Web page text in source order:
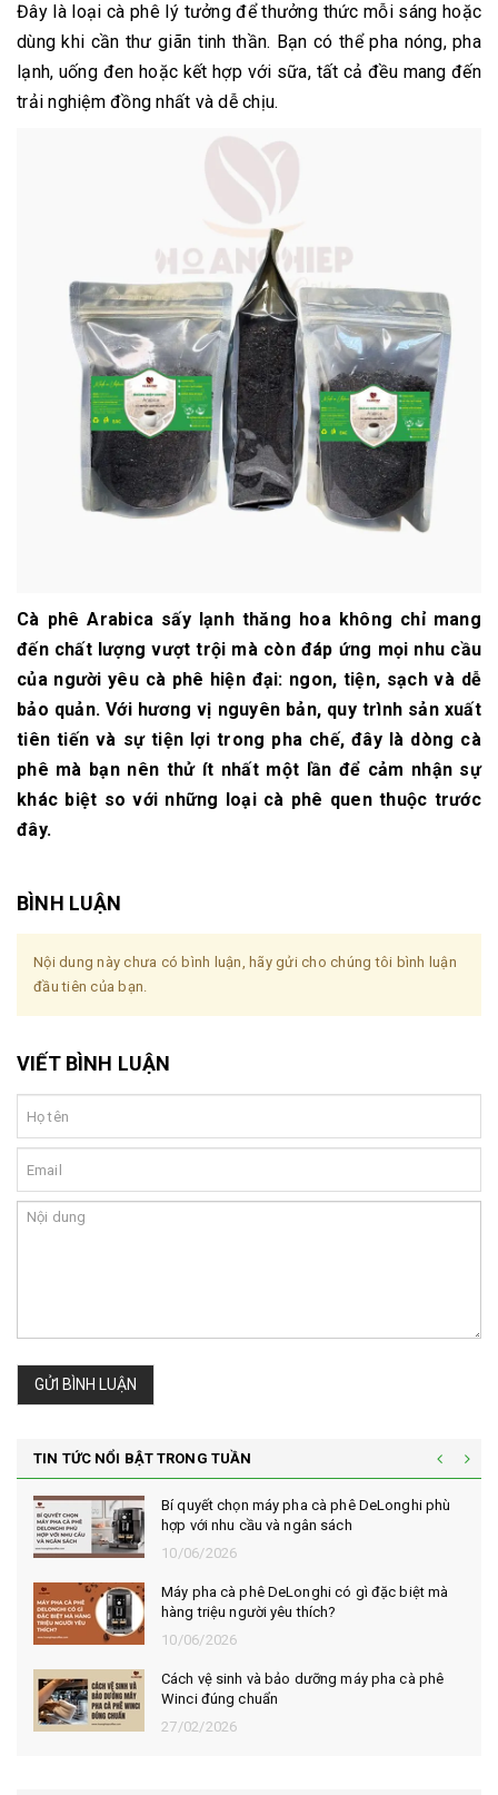
Đây là loại cà phê lý tưởng để thưởng thức mỗi sáng hoặc
dùng khi cần thư giãn tinh thần. Bạn có thể pha nóng, pha
lạnh, uống đen hoặc kết hợp với sữa, tất cả đều mang đến
trải nghiệm đồng nhất và dễ chịu.
Cà phê Arabica sấy lạnh thăng hoa không chỉ mang
đến chất lượng vượt trội mà còn đáp ứng mọi nhu cầu
của người yêu cà phê hiện đại: ngon, tiện, sạch và dễ
bảo quản. Với hương vị nguyên bản, quy trình sản xuất
tiên tiến và sự tiện lợi trong pha chế, đây là dòng cà
phê mà bạn nên thử ít nhất một lần để cảm nhận sự
khác biệt so với những loại cà phê quen thuộc trước
đây.
BÌNH LUẬN
Nội dung này chưa có bình luận, hãy gửi cho chúng tôi bình luận
đầu tiên của bạn.
VIẾT BÌNH LUẬN
GỬI BÌNH LUẬN
TIN TỨC NỔI BẬT TRONG TUẦN
Bí quyết chọn máy pha cà phê DeLonghi phù
hợp với nhu cầu và ngân sách
10/06/2026
Máy pha cà phê DeLonghi có gì đặc biệt mà
hàng triệu người yêu thích?
10/06/2026
Cách vệ sinh và bảo dưỡng máy pha cà phê
Winci đúng chuẩn
27/02/2026